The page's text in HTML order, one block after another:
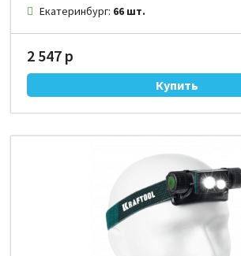
Екатеринбург: 66 шт.
2 547 р